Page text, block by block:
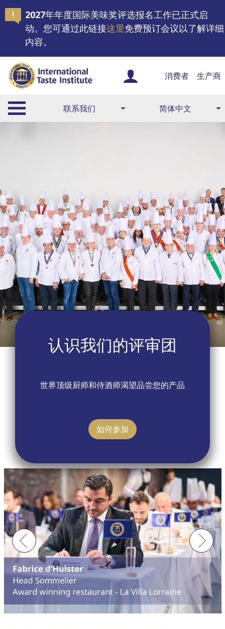
2027年年度国际美味奖评选报名工作已正式启
动。您可通过此链接这里免费预订会议以了解详细
内容。
消费者 生产商
联系我们 简体中文
认识我们的评审团
世界顶级厨师和侍酒师渴望品尝您的产品
如何参加
Previous Next